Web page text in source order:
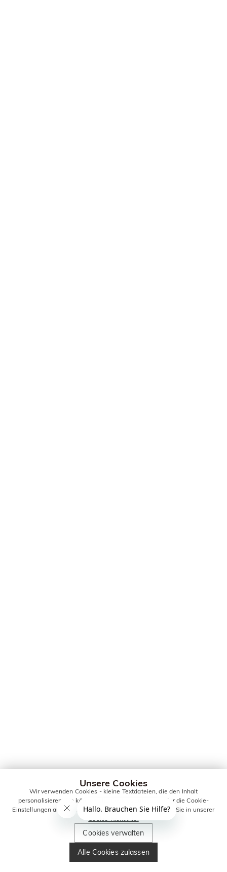
Unsere Cookies
Wir verwenden Cookies - kleine Textdateien, die den Inhalt
personalisieren. Sie können alle Cookies zulassen oder die Cookie-
Einstellungen anpassen. Weitere Informationen erhalten Sie in unserer
Cookie-Richtlinie.
Cookies verwalten
Alle Cookies zulassen